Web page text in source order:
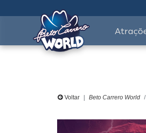
Voltar Beto Carrero World